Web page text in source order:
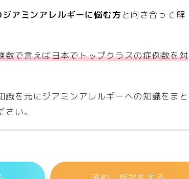
アミンアレルギーに悩む方 と向き合って解
数で言えば日本でトップクラスの症例数を対
識を元にジアミンアレルギーへの知識をまと
い。